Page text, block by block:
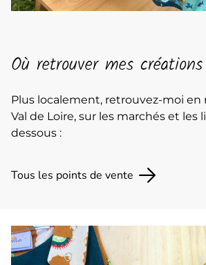
Où retrouver mes
Plus localement, retrouvez-moi en
Val de Loire, sur les marchés et les
dessous :
Tous les points de vente